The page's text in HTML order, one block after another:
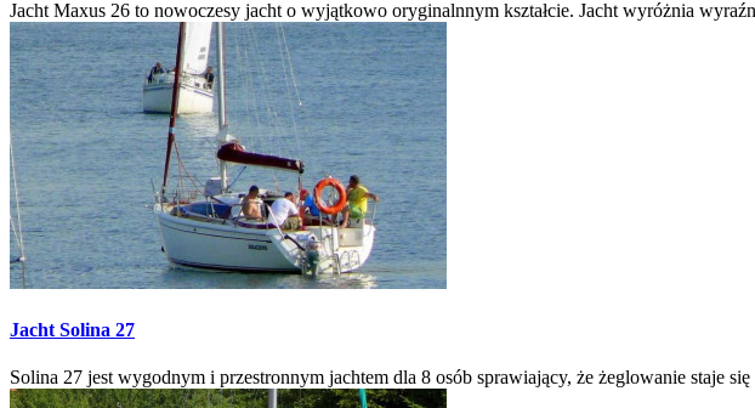
Jacht Maxus 26 to nowoczesy jacht o wyjątkowo oryginalnnym kształcie. Jacht wyróżnia
Jacht Solina 27
Solina 27 jest wygodnym i przestronnym jachtem dla 8 osób sprawiający, że żeglowanie staje